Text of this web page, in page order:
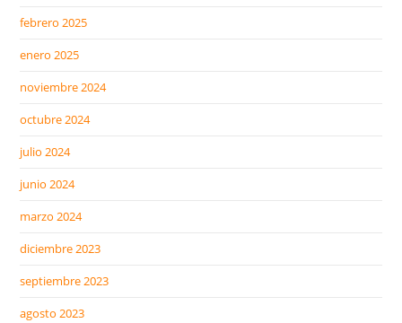
febrero 2025
enero 2025
noviembre 2024
octubre 2024
julio 2024
junio 2024
marzo 2024
diciembre 2023
septiembre 2023
agosto 2023